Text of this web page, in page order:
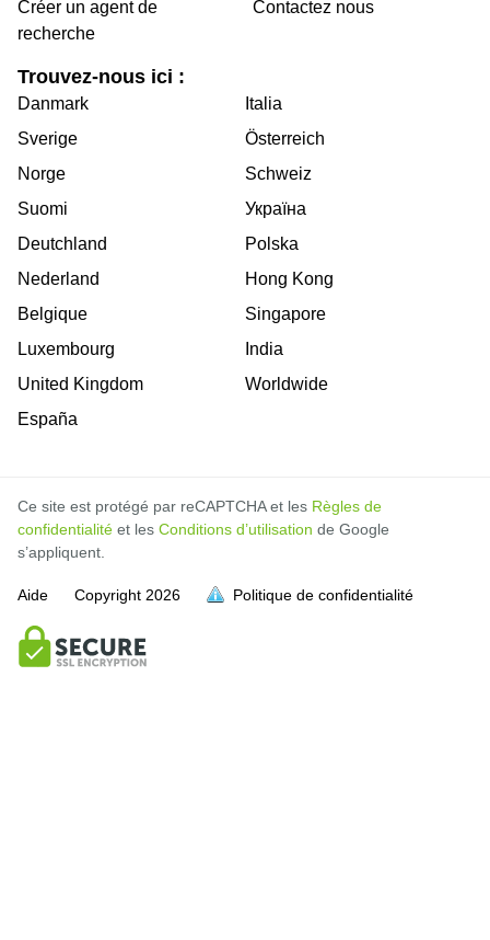
Créer un agent de
recherche
Contactez nous
Trouvez-nous ici :
Danmark
Sverige
Norge
Suomi
Deutchland
Nederland
Belgique
Luxembourg
United Kingdom
España
Italia
Österreich
Schweiz
Україна
Polska
Hong Kong
Singapore
India
Worldwide
Ce site est protégé par reCAPTCHA et les Règles de
confidentialité et les Conditions d’utilisation de Google
s’appliquent.
Aide Copyright 2026 Politique de confidentialité